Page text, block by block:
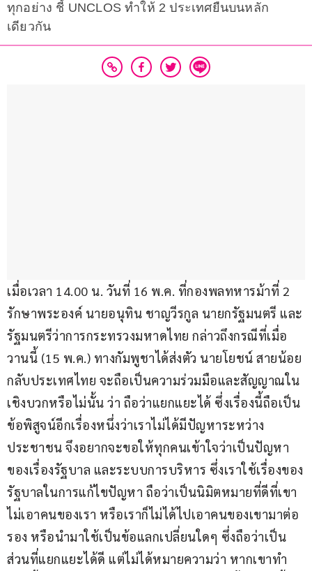
ทุกอย่าง ชี้ UNCLOS ทำให้ 2 ประเทศยืนบนหลัก
เดียวกัน
เมื่อเวลา 14.00 น. วันที่ 16 พ.ค. ที่กองพลทหารม้าที่ 2
รักษาพระองค์ นายอนุทิน ชาญวีรกูล นายกรัฐมนตรี และ
รัฐมนตรีว่าการกระทรวงมหาดไทย กล่าวถึงกรณีที่เมื่อ
วานนี้ (15 พ.ค.) ทางกัมพูชาได้ส่งตัว นายโยชน์ สายน้อย
กลับประเทศไทย จะถือเป็นความร่วมมือและสัญญาณใน
เชิงบวกหรือไม่นั้น ว่า ถือว่าแยกแยะได้ ซึ่งเรื่องนี้ถือเป็น
ข้อพิสูจน์อีกเรื่องหนึ่งว่าเราไม่ได้มีปัญหาระหว่าง
ประชาชน จึงอยากจะขอให้ทุกคนเข้าใจว่าเป็นปัญหา
ของเรื่องรัฐบาล และระบบการบริหาร ซึ่งเราใช้เรื่องของ
รัฐบาลในการแก้ไขปัญหา ถือว่าเป็นนิมิตหมายที่ดีที่เขา
ไม่เอาคนของเรา หรือเราก็ไม่ได้ไปเอาคนของเขามาต่อ
รอง หรือนำมาใช้เป็นข้อแลกเปลี่ยนใดๆ ซึ่งถือว่าเป็น
ส่วนที่แยกแยะได้ดี แต่ไม่ได้หมายความว่า หากเขาทำ